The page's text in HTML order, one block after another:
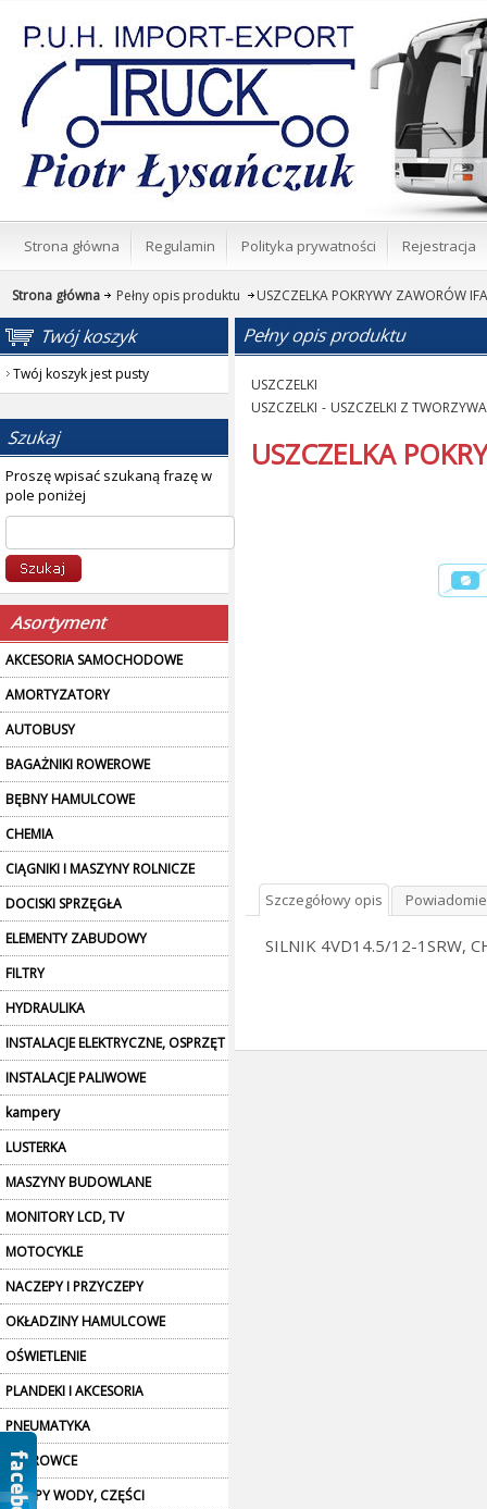
Strona główna Regulamin Polityka prywatności Rejestracja
Strona główna Pełny opis produktu USZCZELKA POKRYWY ZAWORÓW IFA
Twój koszyk jest pusty
Proszę wpisać szukaną frazę w
pole poniżej
AKCESORIA SAMOCHODOWE
AMORTYZATORY
AUTOBUSY
BAGAŻNIKI ROWEROWE
BĘBNY HAMULCOWE
CHEMIA
CIĄGNIKI I MASZYNY ROLNICZE
DOCISKI SPRZĘGŁA
ELEMENTY ZABUDOWY
FILTRY
HYDRAULIKA
INSTALACJE ELEKTRYCZNE, OSPRZĘT
INSTALACJE PALIWOWE
kampery
LUSTERKA
MASZYNY BUDOWLANE
MONITORY LCD, TV
MOTOCYKLE
NACZEPY I PRZYCZEPY
OKŁADZINY HAMULCOWE
OŚWIETLENIE
PLANDEKI I AKCESORIA
PNEUMATYKA
POKROWCE
POMPY WODY, CZĘŚCI
USZCZELKI
USZCZELKI - USZCZELKI Z
USZCZELKA
Szczegółowy opis
SILNIK 4VD14.5/12-1SRW,